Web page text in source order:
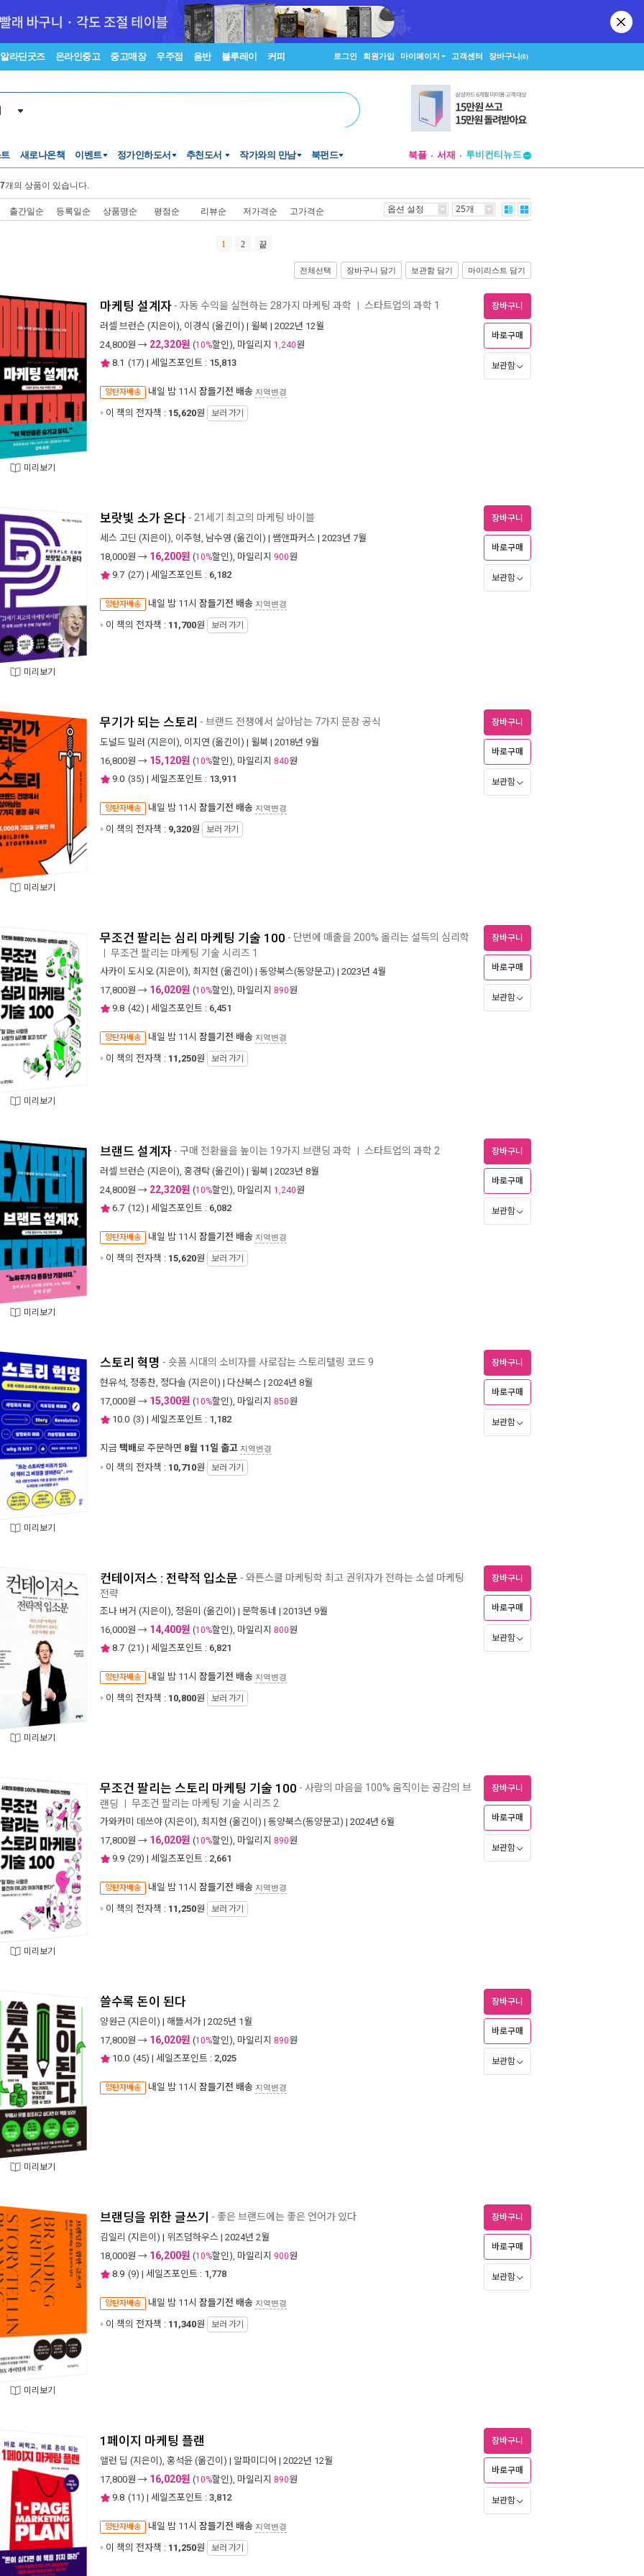
알라딘굿즈 온라인중고 중고매장 우주점 음반 블루레이 커피 로그인 회원가입 마이페이지 고객센터 장바구니(0)
새로나온책 이벤트 정가인하도서 추천도서 작가와의 만남 북펀드 북플 서재
창작플랫폼
개의 상품이 있습니다.
출간일순 등록일순 상품명순 평점순 리뷰순 저가격순 고가격순 옵션 설정 25개
1 2 끝
전체선택 장바구니 담기 보관함 담기 마이리스트 담기
미리보기
마케팅 설계자 - 자동 수익을 실현하는 28가지 마케팅 과학 스타트업의 과학 1
러셀 브런슨 (지은이), 이경식 (옮긴이) | 윌북 | 2022년 12월
24,800원 → 22,320원 (10%할인), 마일리지 1,240원
8.1 (17) | 세일즈포인트 : 15,813
양탄자배송 내일 밤 11시 잠들기전 배송 지역변경
이 책의 전자책 : 15,620원 보러 가기
장바구니
바로구매
보관함
미리보기
보랏빛 소가 온다 - 21세기 최고의 마케팅 바이블
세스 고딘 (지은이), 이주형, 남수영 (옮긴이) | 쌤앤파커스 | 2023년 7월
18,000원 → 16,200원 (10%할인), 마일리지 900원
9.7 (27) | 세일즈포인트 : 6,182
양탄자배송 내일 밤 11시 잠들기전 배송 지역변경
이 책의 전자책 : 11,700원 보러 가기
장바구니
바로구매
보관함
미리보기
무기가 되는 스토리 - 브랜드 전쟁에서 살아남는 7가지 문장 공식
도널드 밀러 (지은이), 이지연 (옮긴이) | 윌북 | 2018년 9월
16,800원 → 15,120원 (10%할인), 마일리지 840원
9.0 (35) | 세일즈포인트 : 13,911
양탄자배송 내일 밤 11시 잠들기전 배송 지역변경
이 책의 전자책 : 9,320원 보러 가기
장바구니
바로구매
보관함
미리보기
무조건 팔리는 심리 마케팅 기술 100 - 단번에 매출을 200% 올리는 설득의 심리학
무조건 팔리는 마케팅 기술 시리즈 1
사카이 도시오 (지은이), 최지현 (옮긴이) | 동양북스(동양문고) | 2023년 4월
17,800원 → 16,020원 (10%할인), 마일리지 890원
9.8 (42) | 세일즈포인트 : 6,451
양탄자배송 내일 밤 11시 잠들기전 배송 지역변경
이 책의 전자책 : 11,250원 보러 가기
장바구니
바로구매
보관함
미리보기
브랜드 설계자 - 구매 전환율을 높이는 19가지 브랜딩 과학 스타트업의 과학 2
러셀 브런슨 (지은이), 홍경탁 (옮긴이) | 윌북 | 2023년 8월
24,800원 → 22,320원 (10%할인), 마일리지 1,240원
6.7 (12) | 세일즈포인트 : 6,082
양탄자배송 내일 밤 11시 잠들기전 배송 지역변경
이 책의 전자책 : 15,620원 보러 가기
장바구니
바로구매
보관함
미리보기
스토리 혁명 - 숏폼 시대의 소비자를 사로잡는 스토리텔링 코드 9
현유석, 정종찬, 정다솔 (지은이) | 다산북스 | 2024년 8월
17,000원 → 15,300원 (10%할인), 마일리지 850원
10.0 (3) | 세일즈포인트 : 1,182
지금 택배로 주문하면 8월 11일 출고 지역변경
이 책의 전자책 : 10,710원 보러 가기
장바구니
바로구매
보관함
미리보기
컨테이저스 : 전략적 입소문 - 와튼스쿨 마케팅학 최고 권위자가 전하는 소셜 마케팅
전략
조나 버거 (지은이), 정윤미 (옮긴이) | 문학동네 | 2013년 9월
16,000원 → 14,400원 (10%할인), 마일리지 800원
8.7 (21) | 세일즈포인트 : 6,821
양탄자배송 내일 밤 11시 잠들기전 배송 지역변경
이 책의 전자책 : 10,800원 보러 가기
장바구니
바로구매
보관함
미리보기
무조건 팔리는 스토리 마케팅 기술 100 - 사람의 마음을 100% 움직이는 공감의 브
랜딩 무조건 팔리는 마케팅 기술 시리즈 2
가와카미 데쓰야 (지은이), 최지현 (옮긴이) | 동양북스(동양문고) | 2024년 6월
17,800원 → 16,020원 (10%할인), 마일리지 890원
9.9 (29) | 세일즈포인트 : 2,661
양탄자배송 내일 밤 11시 잠들기전 배송 지역변경
이 책의 전자책 : 11,250원 보러 가기
장바구니
바로구매
보관함
미리보기
쓸수록 돈이 된다
양원근 (지은이) | 해뜰서가 | 2025년 1월
17,800원 → 16,020원 (10%할인), 마일리지 890원
10.0 (45) | 세일즈포인트 : 2,025
양탄자배송 내일 밤 11시 잠들기전 배송 지역변경
장바구니
바로구매
보관함
미리보기
브랜딩을 위한 글쓰기 - 좋은 브랜드에는 좋은 언어가 있다
김일리 (지은이) | 위즈덤하우스 | 2024년 2월
18,000원 → 16,200원 (10%할인), 마일리지 900원
8.9 (9) | 세일즈포인트 : 1,778
양탄자배송 내일 밤 11시 잠들기전 배송 지역변경
이 책의 전자책 : 11,340원 보러 가기
장바구니
바로구매
보관함
1페이지 마케팅 플랜
앨런 딥 (지은이), 홍석윤 (옮긴이) | 알파미디어 | 2022년 12월
17,800원 → 16,020원 (10%할인), 마일리지 890원
9.8 (11) | 세일즈포인트 : 3,812
양탄자배송 내일 밤 11시 잠들기전 배송 지역변경
이 책의 전자책 : 11,250원 보러 가기
장바구니
바로구매
보관함